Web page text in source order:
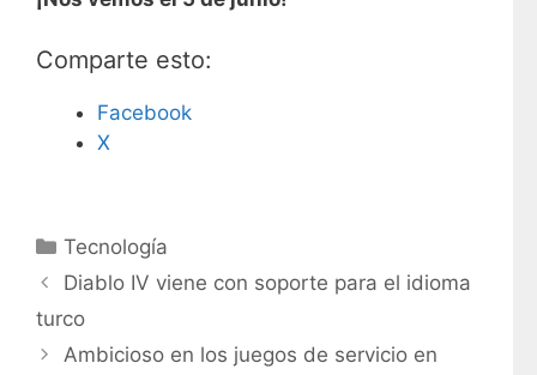
Comparte esto:
Facebook
X
C
a
e
g
Tecnología
Diablo IV viene con soporte para el idioma
turco
Ambicioso en los juegos de servicio en